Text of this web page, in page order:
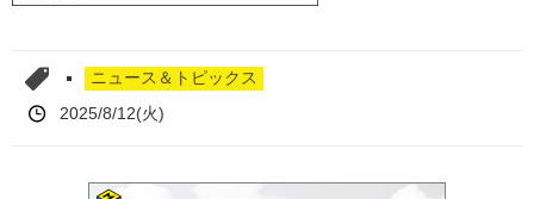
ニュース＆トピックス
2025/8/12(火)